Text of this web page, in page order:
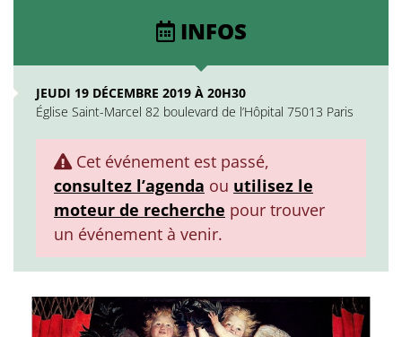
INFOS
JEUDI 19 DÉCEMBRE 2019 À 20H30
Église Saint-Marcel 82 boulevard de l’Hôpital 75013 Paris
Cet événement est passé,
consultez l’agenda ou utilisez le
moteur de recherche pour trouver
un événement à venir.